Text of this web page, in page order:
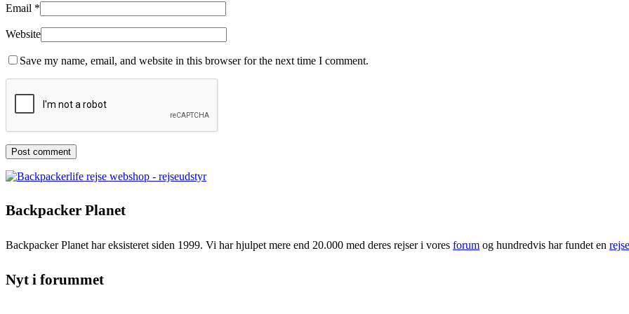
Email *
Website
Save my name, email, and website in this browser for the next time I comment.
Backpacker Planet
Backpacker Planet har eksisteret siden 1999. Vi har hjulpet mere end 20.000 med deres rejser i vores forum og hundredvis har fundet en
Nyt i forummet